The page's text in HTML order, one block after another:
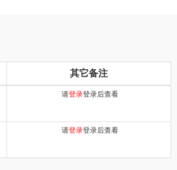
其它备注
请登录登录后查看
请登录登录后查看